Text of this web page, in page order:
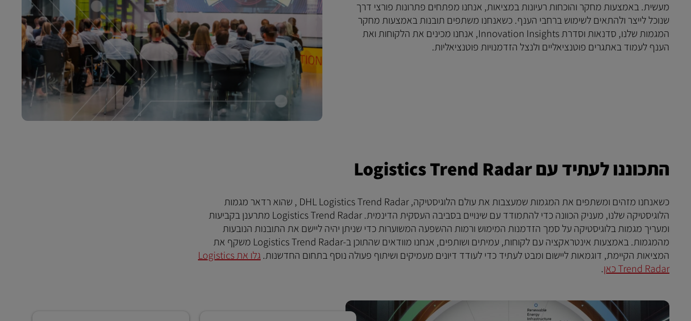
LifeTrack
למדו על הפורטלים
מעשית. באמצעות מחקר והוכחות רעיונות במציאות, אנחנו מפתחים פתרונות פורצי דרך
שנוכל לייצר ולהתאים לשימוש ברחבי הענף. כשאנחנו משתפים תובנות באמצעות מחקר
המגמות שלנו, סדנאות וסדרת Innovation Insights, אנחנו מכינים את הלקוחות ואת
הענף לעמוד באתגרים פוטנציאליים ולנצל הזדמנויות פוטנציאליות.
התכוננו לעתיד עם Logistics Trend Radar
כשאנחנו מזהים ומשתפים את המגמות שמעצבות את עולם הלוגיסטיקה, DHL Logistics Trend Radar , שהוא רדאר מגמות
הלוגיסטיקה שלנו, מעניק הכוונה כדי להתמודד עם שינויים בסביבה העסקית הדינמית. Logistics Trend Radar מתרענן בקביעות
ומעריך מגמות בלוגיסטיקה על סמך הזדמנות המימוש ורמות ההשפעה המשוערות כדי שניתן יהיה ליישם את התובנות הנובעות
מהמגמות. באמצעות אינטראקציה עם לקוחות, עמיתים ושותפים, אנחנו מוודאים שהתוכן ב-Logistics Trend Radar משקף את
המציאות הקיימת, דוגמאות ליישום ומבט לעתיד כדי לעודד דיונים מעמיקים ושיתוף פעולה נוסף בתחום החדשנות.
גלו את Logistics
Trend Radar כאן
.